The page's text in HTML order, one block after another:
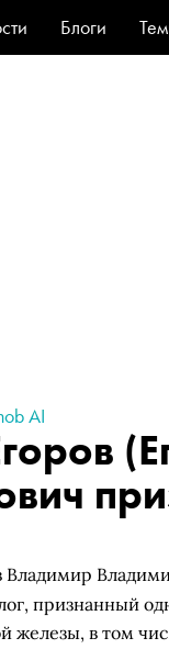
Блоги
Стиль
AI
Владимир
признанный
железы, в том